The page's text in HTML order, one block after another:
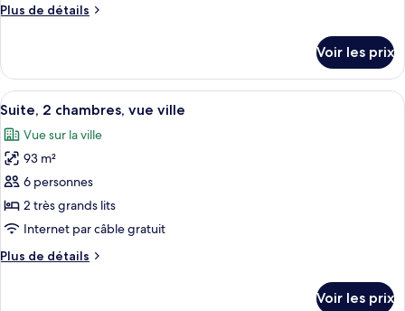
chambre :
très
grand
lit
Plus de détails
Plus
le
type
de
Chambre
Standard,
très
grand
lit
Voir les prix
Afficher
toutes
les
photos
pour
ce
type
chambre :
Une cuisine moderne avec des
7
Suite, 2 chambres, vue ville
Vue sur la ville
93 m²
6 personnes
2 très grands lits
Internet par câble gratuit
Plus de détails
Plus
Voir les prix